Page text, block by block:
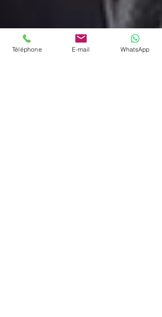
Téléphone E-mail WhatsApp